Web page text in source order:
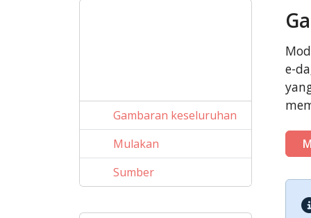
Gambaran keseluruhan
Mulakan
Sumber
e-